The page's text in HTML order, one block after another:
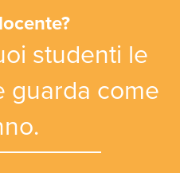
studenti le
guarda come